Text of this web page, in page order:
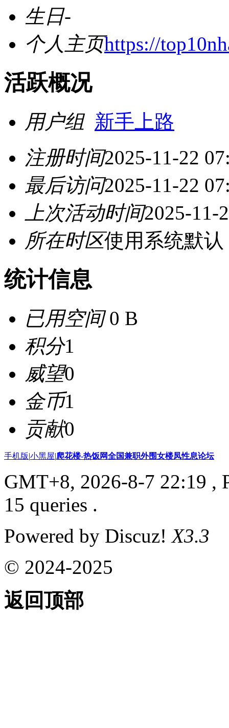
生日-
个人主页https://
活跃概况
用户组 新手上路
注册时间2025-11-22
最后访问2025-11-22
上次活动时间2025-11-
所在时区使用系统默认
统计信息
已用空间0 B
积分1
威望0
金币1
贡献0
手机版|小黑屋|爬花楼-热饭网全国兼职外围女楼凤性息论坛
GMT+8, 2026-8-7 22:19 ,
15 queries .
Powered by Discuz!X3.3
© 2024-2025
返回顶部